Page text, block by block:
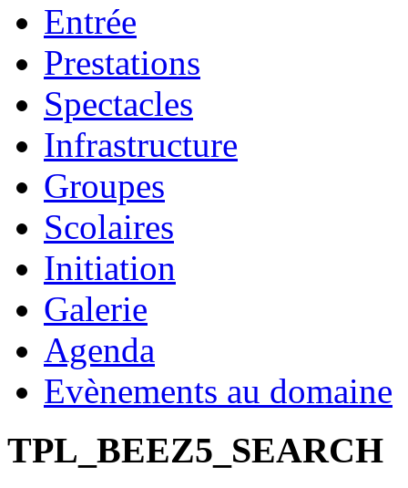
Entrée
Prestations
Spectacles
Infrastructure
Groupes
Scolaires
Initiation
Galerie
Agenda
Evènements au domaine
TPL_BEEZ5_SEARCH